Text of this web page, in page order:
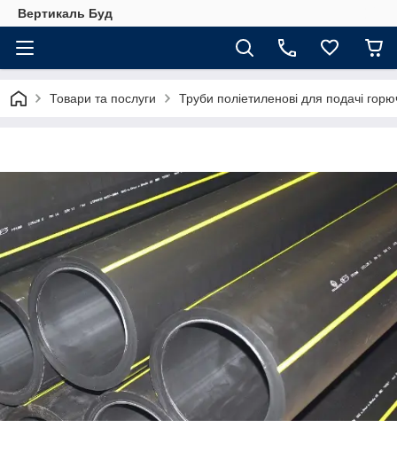
Вертикаль Буд
Товари та послуги Труби поліетиленові для подачі